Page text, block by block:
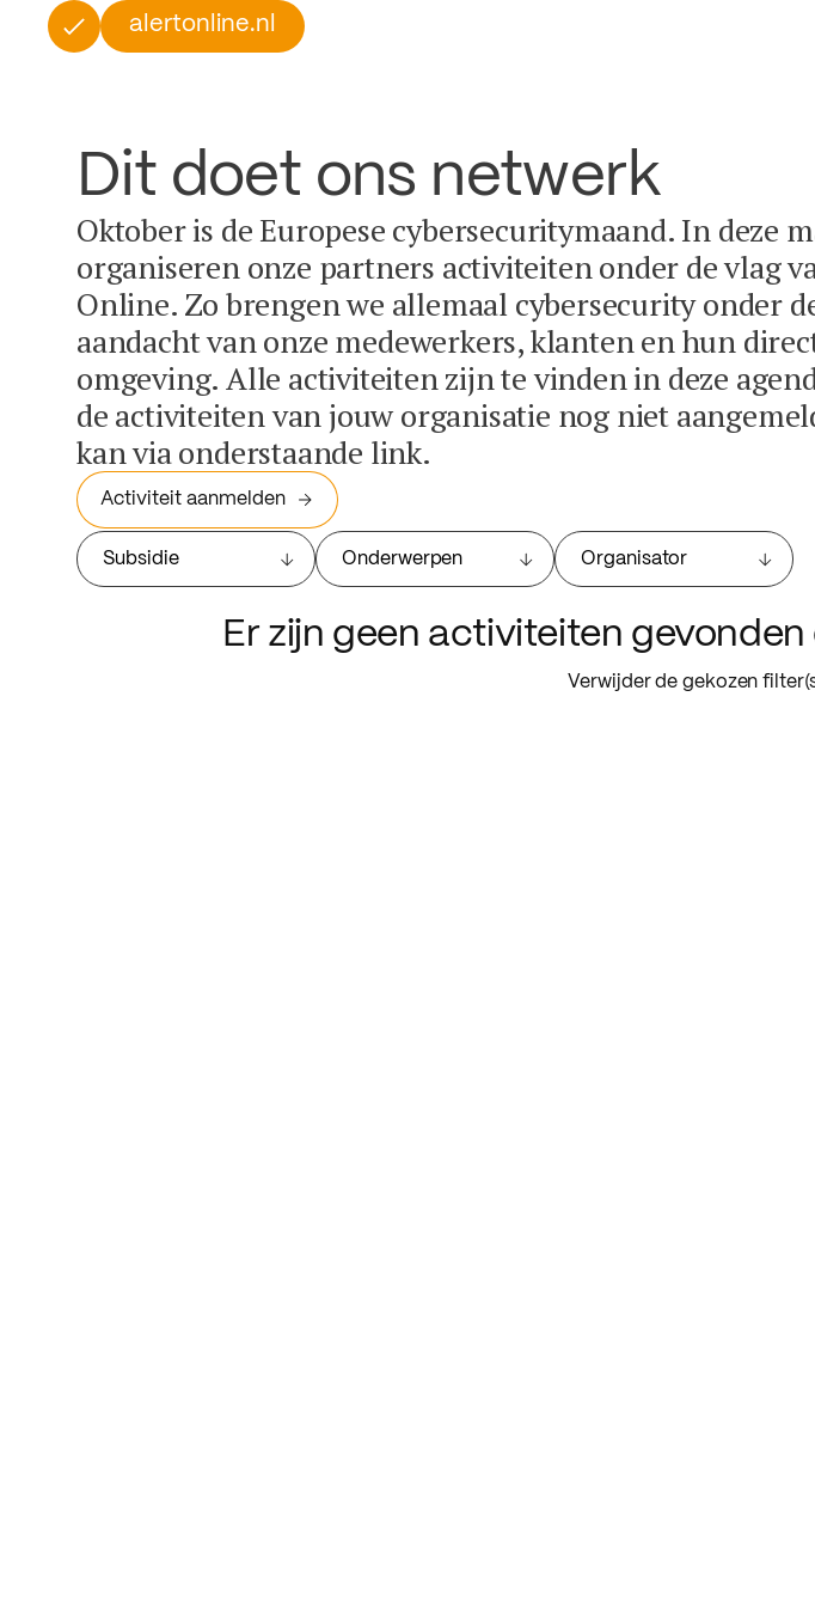
alertonline.nl
Dit doet ons netwerk
Oktober is de Europese cybersecuritymaand. In deze
organiseren onze partners activiteiten onder de vlag
Online. Zo brengen we allemaal cybersecurity onder
aandacht van onze medewerkers, klanten en hun
omgeving. Alle activiteiten zijn te vinden in deze
de activiteiten van jouw organisatie nog niet
kan via onderstaande link.
Activiteit aanmelden
Subsidie Onderwerpen Organisator
Er zijn geen activiteiten
Verwijder de gekozen